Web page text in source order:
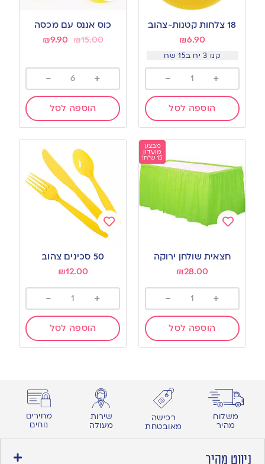
to
wishlist
18 צלחות קטנות-צהוב
₪6.90
קנו 3 יח ב15 שח
+
-
הוספה לסל
Add
to
wishlist
כוס אננס עם מכסה
₪15.00
₪9.90
+
-
הוספה לסל
מבצע
מועדון
15 ש"ח!
to
חצאית שולחן ירוקה
₪28.00
+
-
הוספה לסל
Add
50 סכינים צהוב
₪12.00
+
-
הוספה לסל
משלוח
מהיר
רכישה
מאובטחת
שירות
מעולה
מחירים
נוחים
ניווט מהיר